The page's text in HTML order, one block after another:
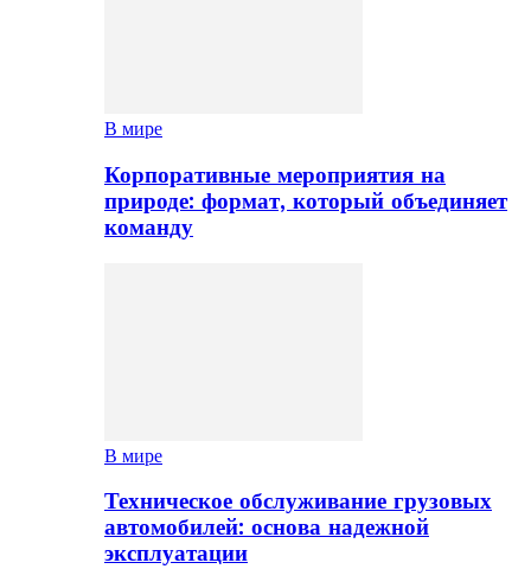
В мире
Корпоративные мероприятия на
природе: формат, который объединяет
команду
В мире
Техническое обслуживание грузовых
автомобилей: основа надежной
эксплуатации